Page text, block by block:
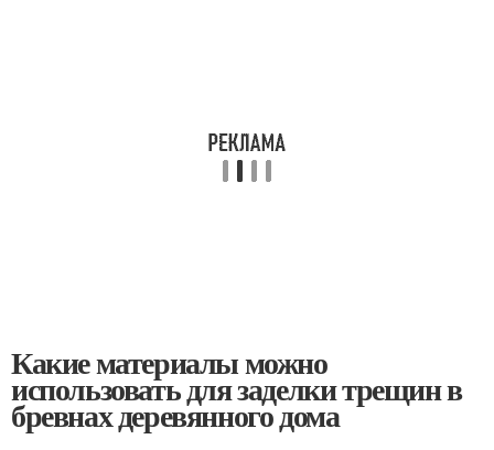
Какие материалы можно
использовать для заделки трещин в
бревнах деревянного дома